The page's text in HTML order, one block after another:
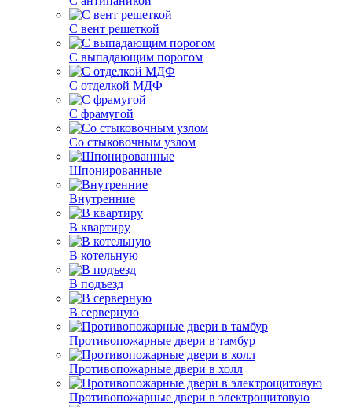
С вент решеткой
С выпадающим порогом
С отделкой МДФ
С фрамугой
Со стыковочным узлом
Шпонированные
Внутренние
В квартиру
В котельную
В подъезд
В серверную
Противопожарные двери в тамбур
Противопожарные двери в холл
Противопожарные двери в электрощитовую